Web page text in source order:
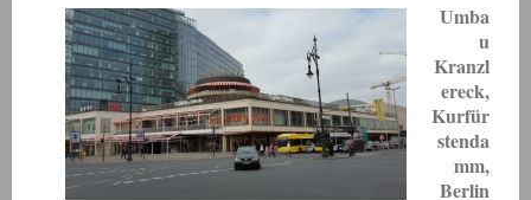
Umba
u
Kranzl
ereck,
Kurfür
stenda
mm,
Berlin